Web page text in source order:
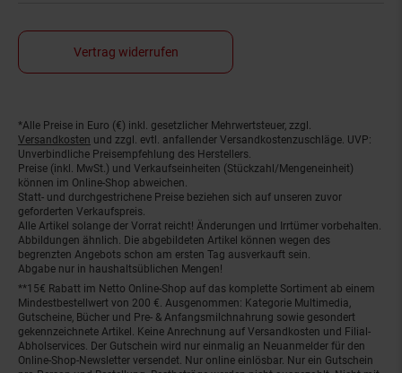
Vertrag widerrufen
Fußnoten
*Alle Preise in Euro (€) inkl. gesetzlicher Mehrwertsteuer, zzgl.
Versandkosten und zzgl. evtl. anfallender Versandkostenzuschläge. UVP:
Unverbindliche Preisempfehlung des Herstellers.
Preise (inkl. MwSt.) und Verkaufseinheiten (Stückzahl/Mengeneinheit)
können im Online-Shop abweichen.
Statt- und durchgestrichene Preise beziehen sich auf unseren zuvor
geforderten Verkaufspreis.
Alle Artikel solange der Vorrat reicht! Änderungen und Irrtümer vorbehalten.
Abbildungen ähnlich. Die abgebildeten Artikel können wegen des
begrenzten Angebots schon am ersten Tag ausverkauft sein.
Abgabe nur in haushaltsüblichen Mengen!
**15€ Rabatt im Netto Online-Shop auf das komplette Sortiment ab einem
Mindestbestellwert von 200 €. Ausgenommen: Kategorie Multimedia,
Gutscheine, Bücher und Pre- & Anfangsmilchnahrung sowie gesondert
gekennzeichnete Artikel. Keine Anrechnung auf Versandkosten und Filial-
Abholservices. Der Gutschein wird nur einmalig an Neuanmelder für den
Online-Shop-Newsletter versendet. Nur online einlösbar. Nur ein Gutschein